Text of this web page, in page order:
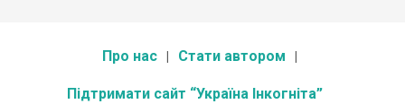
Про нас Стати автором
Підтримати сайт “Україна Інкогніта”